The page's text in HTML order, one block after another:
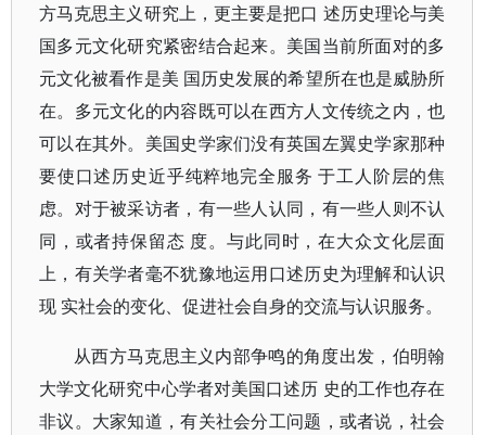
方马克思主义研究上，更主要是把口 述历史理论与美
国多元文化研究紧密结合起来。美国当前所面对的多
元文化被看作是美 国历史发展的希望所在也是威胁所
在。多元文化的内容既可以在西方人文传统之内，也
可以在其外。美国史学家们没有英国左翼史学家那种
要使口述历史近乎纯粹地完全服务 于工人阶层的焦
虑。对于被采访者，有一些人认同，有一些人则不认
同，或者持保留态 度。与此同时，在大众文化层面
上，有关学者毫不犹豫地运用口述历史为理解和认识
现 实社会的变化、促进社会自身的交流与认识服务。
从西方马克思主义内部争鸣的角度出发，伯明翰
大学文化研究中心学者对美国口述历 史的工作也存在
非议。大家知道，有关社会分工问题，或者说，社会